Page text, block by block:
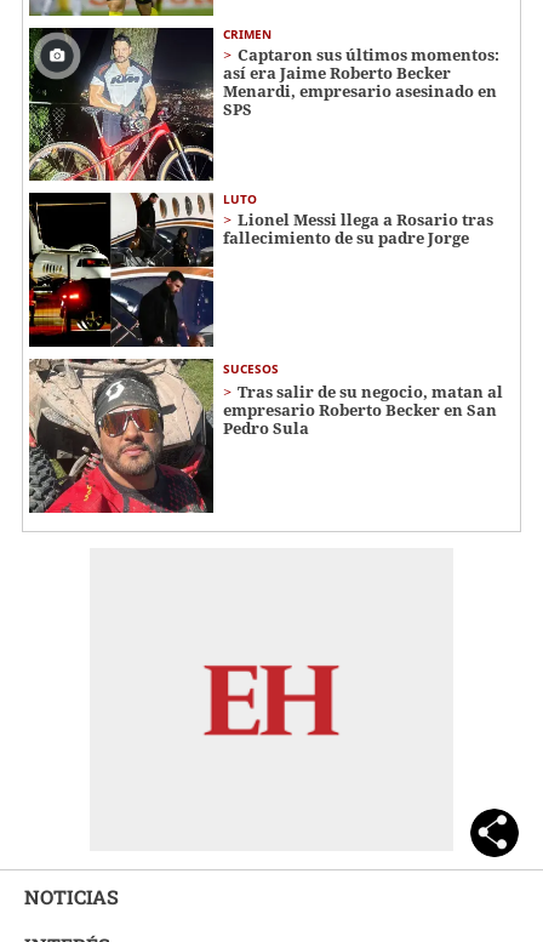
CRIMEN
Captaron sus últimos momentos:
así era Jaime Roberto Becker
Menardi​​​, empresario asesinado en
SPS
LUTO
Lionel Messi llega a Rosario tras
fallecimiento de su padre Jorge
SUCESOS
Tras salir de su negocio, matan al
empresario Roberto Becker en San
Pedro Sula
NOTICIAS